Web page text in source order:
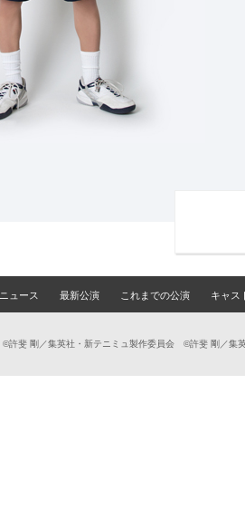
ニュース 最新公演 これまでの公演 キャス
©許斐 剛／集英社・新テニミュ製作委員会 ©許斐 剛／集